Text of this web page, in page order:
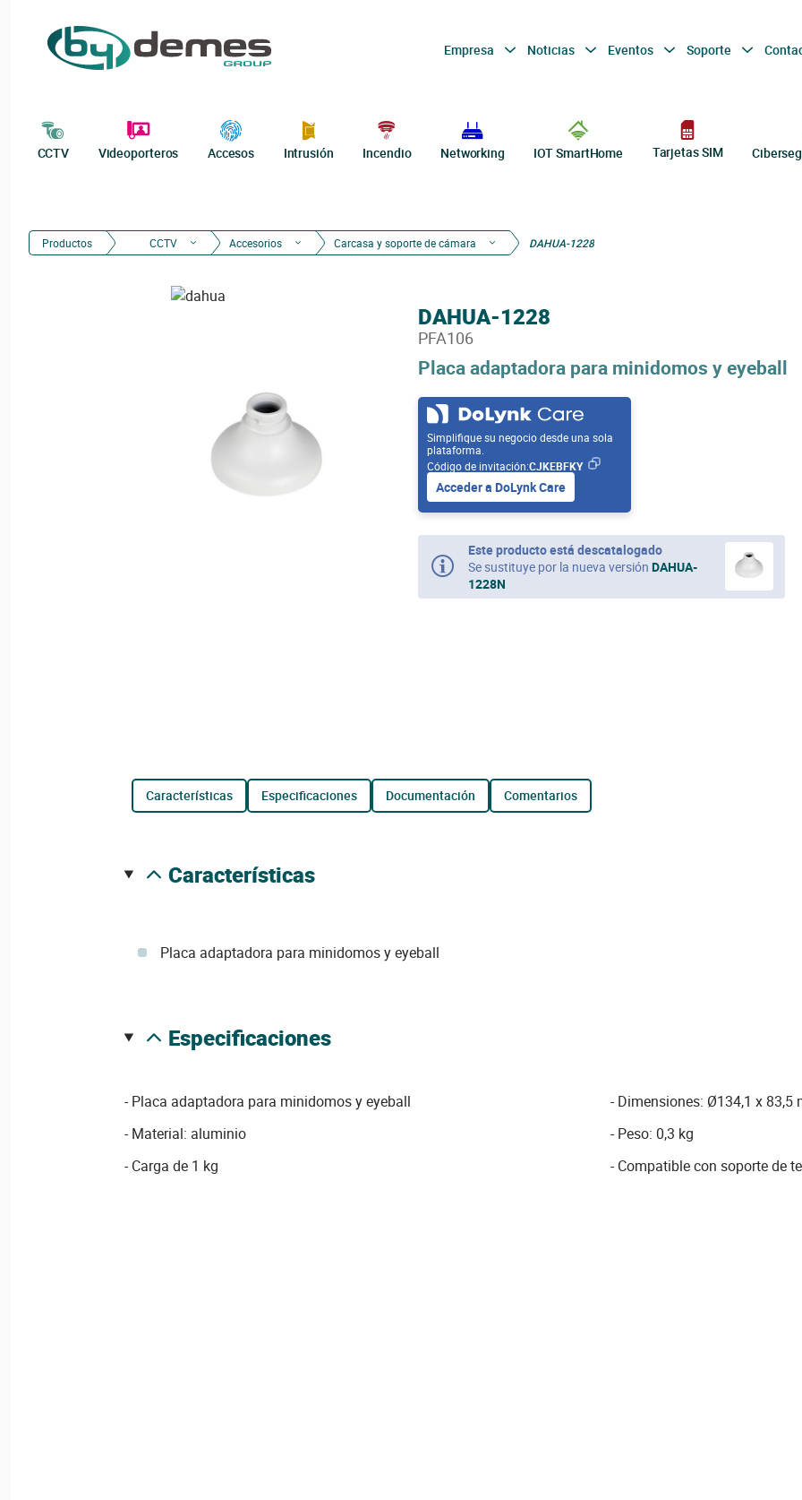
Empresa Noticias Eventos Soporte
CCTV Videoporteros Accesos Intrusión Incendio Networking IOT SmartHome Tarjetas SIM
Productos CCTV Accesorios Carcasa y soporte de cámara DAHUA-1228
Placa adaptadora para minidomos y eyeball
DAHUA-1228
PFA106
Simplifique su negocio desde una sola
plataforma.
Código de invitación:CJKEBFKY
Acceder a DoLynk Care
Este producto está descatalogado
Se sustituye por la nueva versión DAHUA-
1228N
características especificaciones documentación comentarios
características
Placa adaptadora para minidomos y eyeball
especificaciones
- Placa adaptadora para minidomos y eyeball
- Material: aluminio
- Carga de 1 kg
- Dimensiones: Ø134,1 x 83,5
- Peso: 0,3 kg
- Compatible con soporte de